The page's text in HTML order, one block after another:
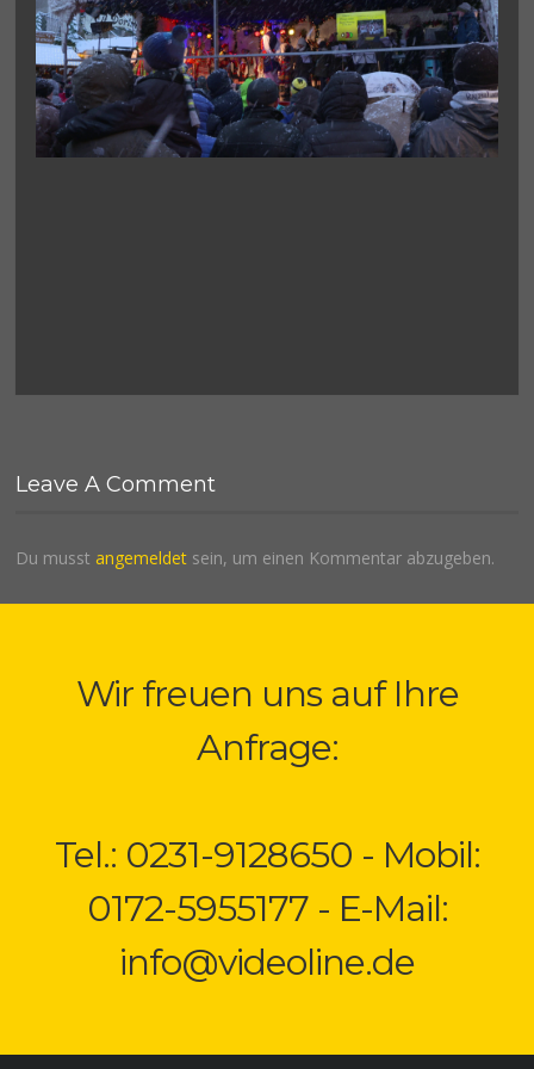
Leave A Comment
Du musst angemeldet sein, um einen Kommentar abzugeben.
Wir freuen uns auf Ihre
Anfrage:
Tel.: 0231-9128650 - Mobil:
0172-5955177 - E-Mail:
info@videoline.de